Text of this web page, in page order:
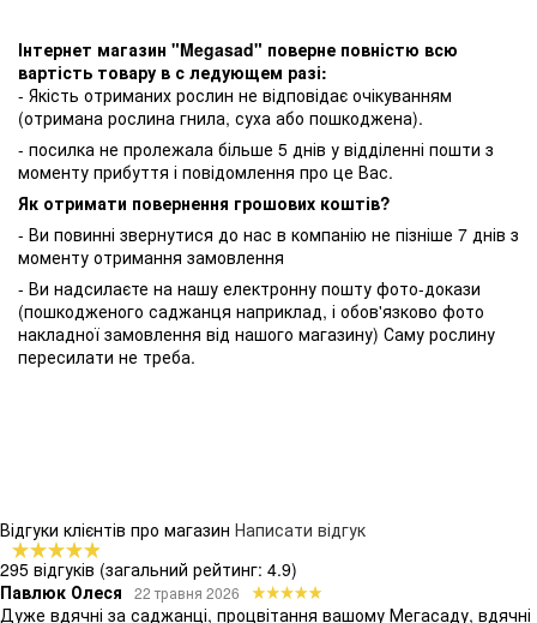
Інтернет магазин "Megasad" поверне повністю всю
вартість товару в с ледующем разі:
- Якість отриманих рослин не відповідає очікуванням
(отримана рослина гнила, суха або пошкоджена).
- посилка не пролежала більше 5 днів у відділенні пошти з
моменту прибуття і повідомлення про це Вас.
Як отримати повернення грошових коштів?
- Ви повинні звернутися до нас в компанію не пізніше 7 днів з
моменту отримання замовлення
- Ви надсилаєте на нашу електронну пошту фото-докази
(пошкодженого саджанця наприклад, і обов'язково фото
накладної замовлення від нашого магазину) Саму рослину
пересилати не треба.
Відгуки клієнтів про магазин Написати відгук
295 відгуків (загальний рейтинг: 4.9)
Павлюк Олеся
22 травня 2026
Дуже вдячні за саджанці, процвітання вашому Мегасаду, вдячні